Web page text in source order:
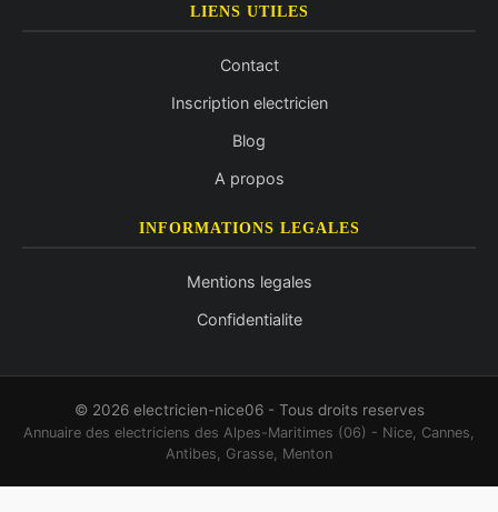
LIENS UTILES
Contact
Inscription electricien
Blog
A propos
INFORMATIONS LEGALES
Mentions legales
Confidentialite
© 2026 electricien-nice06 - Tous droits reserves
Annuaire des electriciens des Alpes-Maritimes (06) - Nice, Cannes,
Antibes, Grasse, Menton